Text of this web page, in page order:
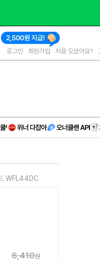
로그인 회원가입 처음 오셨어요?
WFL44DC
6,410원